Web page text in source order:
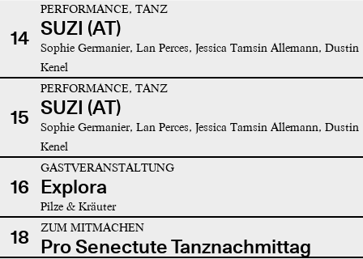
14
PERFORMANCE, TANZ
SUZI (AT)
Sophie Germanier, Lan Perces, Jessica Tamsin Allemann, Dustin
Kenel
15
PERFORMANCE, TANZ
SUZI (AT)
Sophie Germanier, Lan Perces, Jessica Tamsin Allemann, Dustin
Kenel
16
GASTVERANSTALTUNG
Explora
Pilze & Kräuter
18 ZUM MITMACHEN
Pro Senectute Tanznachmittag